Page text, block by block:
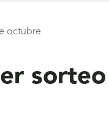
octubre